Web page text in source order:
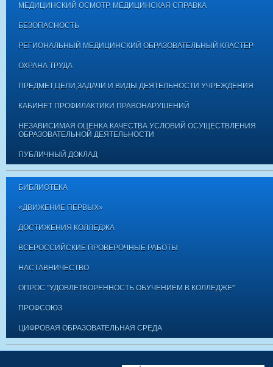
МЕДИЦИНСКИЙ ОСМОТР. МЕДИЦИНСКАЯ СПРАВКА
БЕЗОПАСНОСТЬ
РЕГИОНАЛЬНЫЙ МЕДИЦИНСКИЙ ОБРАЗОВАТЕЛЬНЫЙ КЛАСТЕР
ОХРАНА ТРУДА
ПРЕДМЕТ,ЦЕЛИ,ЗАДАЧИ И ВИДЫ ДЕЯТЕЛЬНОСТИ УЧРЕЖДЕНИЯ
КАБИНЕТ ПРОФИЛАКТИКИ ПРАВОНАРУШЕНИЙ
НЕЗАВИСИМАЯ ОЦЕНКА КАЧЕСТВА УСЛОВИЙ ОСУЩЕСТВЛЕНИЯ
ОБРАЗОВАТЕЛЬНОЙ ДЕЯТЕЛЬНОСТИ
ПУБЛИЧНЫЙ ДОКЛАД
БИБЛИОТЕКА
«ДВИЖЕНИЕ ПЕРВЫХ»
ДОСТИЖЕНИЯ КОЛЛЕДЖА
ВСЕРОССИЙСКИЕ ПРОВЕРОЧНЫЕ РАБОТЫ
НАСТАВНИЧЕСТВО
ОПРОС "УДОВЛЕТВОРЕННОСТЬ ОБУЧЕНИЕМ В КОЛЛЕДЖЕ"
ПРОФСОЮЗ
ЦИФРОВАЯ ОБРАЗОВАТЕЛЬНАЯ СРЕДА